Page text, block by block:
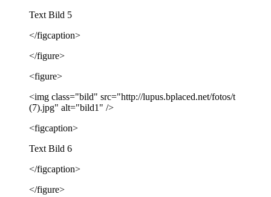
Text Bild 5
</figcaption>
</figure>
<figure>
<img class="bild" src="http://lupus.bplaced.net/fotos/t
(7).jpg" alt="bild1" />
<figcaption>
Text Bild 6
</figcaption>
</figure>